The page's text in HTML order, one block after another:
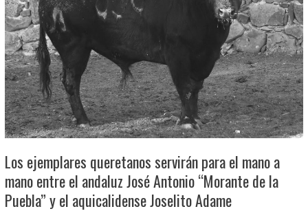
Los ejemplares queretanos servirán para el mano a
mano entre el andaluz José Antonio “Morante de la
Puebla” y el aquicalidense Joselito Adame